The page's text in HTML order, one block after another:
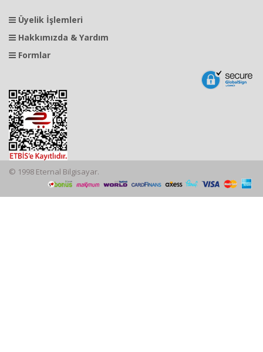
Üyelik İşlemleri
Hakkımızda & Yardım
Formlar
© 1998 Eternal Bilgisayar.